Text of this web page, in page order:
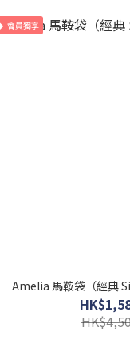
會員獨享
Amelia 馬鞍袋（經典